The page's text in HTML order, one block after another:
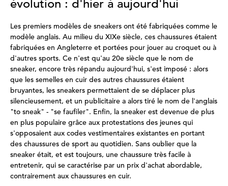
évolution : d'hier à aujourd'hui
Les premiers modèles de sneakers ont été fabriquées comme le
modèle anglais. Au milieu du XIXe siècle, ces chaussures étaient
fabriquées en Angleterre et portées pour jouer au croquet ou à
d'autres sports. Ce n'est qu'au 20e siècle que le nom de
sneaker, encore très répandu aujourd'hui, s'est imposé : alors
que les semelles en cuir des autres chaussures étaient
bruyantes, les sneakers permettaient de se déplacer plus
silencieusement, et un publicitaire a alors tiré le nom de l'anglais
"to sneak" - "se faufiler". Enfin, la sneaker est devenue de plus
en plus populaire grâce aux protestations des jeunes qui
s'opposaient aux codes vestimentaires existantes en portant
des chaussures de sport au quotidien. Sans oublier que la
sneaker était, et est toujours, une chaussure très facile à
entretenir, qui se caractérise par un prix d'achat abordable,
contrairement aux chaussures en cuir.